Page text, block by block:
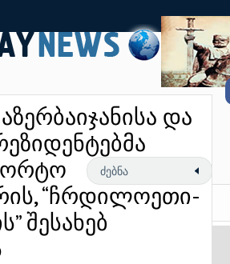
და
“ჩრდილოეთი-
შესახებ